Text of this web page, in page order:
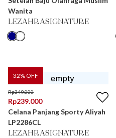
Wanita
LEZAHRASIGNATURE
32% OFF
Rp349.000
Rp239.000
Celana Panjang Sporty Aliyah
LP2286CL
LEZAHRASIGNATURE